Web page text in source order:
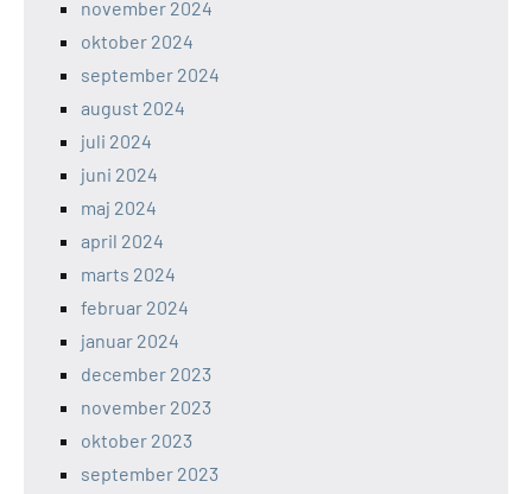
november 2024
oktober 2024
september 2024
august 2024
juli 2024
juni 2024
maj 2024
april 2024
marts 2024
februar 2024
januar 2024
december 2023
november 2023
oktober 2023
september 2023